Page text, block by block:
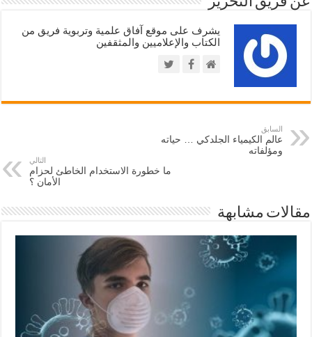
يشرف على موقع آفاق علمية وتربوية فريق من
الكتاب والإعلاميين والمثقفين
السابق
عالم الكيمياء الجلدكي … حياته
ومؤلفاته
التالي
ما خطورة الاستخدام الخاطئ لحزام
الأمان ؟
مقالات مشابهة